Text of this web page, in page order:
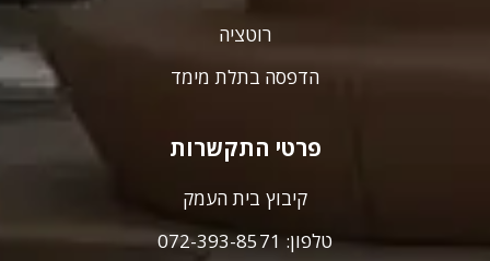
רוטציה
הדפסה בתלת מימד
פרטי התקשרות
קיבוץ בית העמק
טלפון: 072-393-8571